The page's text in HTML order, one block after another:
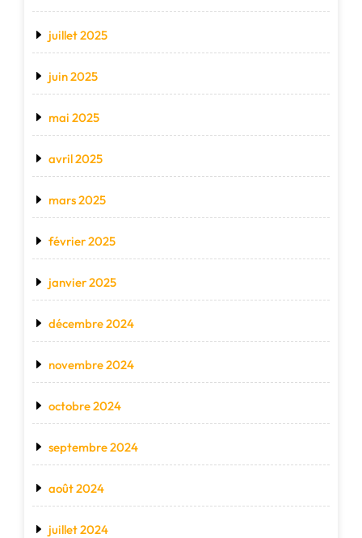
juillet 2025
juin 2025
mai 2025
avril 2025
mars 2025
février 2025
janvier 2025
décembre 2024
novembre 2024
octobre 2024
septembre 2024
août 2024
juillet 2024